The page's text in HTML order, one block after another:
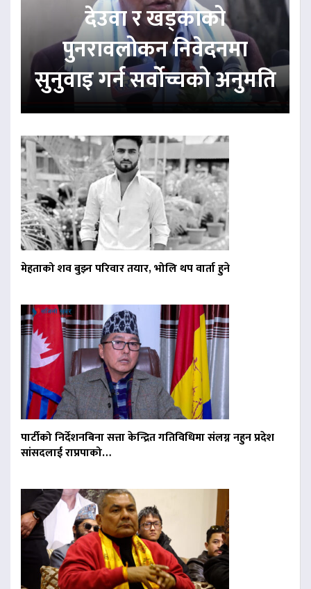
देउवा र खड्काको
पुनरावलोकन निवेदनमा
सुनुवाइ गर्न सर्वोच्चको अनुमति
मेहताको शव बुझ्न परिवार तयार, भोलि थप वार्ता हुने
पार्टीको निर्देशनबिना सत्ता केन्द्रित गतिविधिमा संलग्न नहुन प्रदेश
सांसदलाई राप्रपाको…